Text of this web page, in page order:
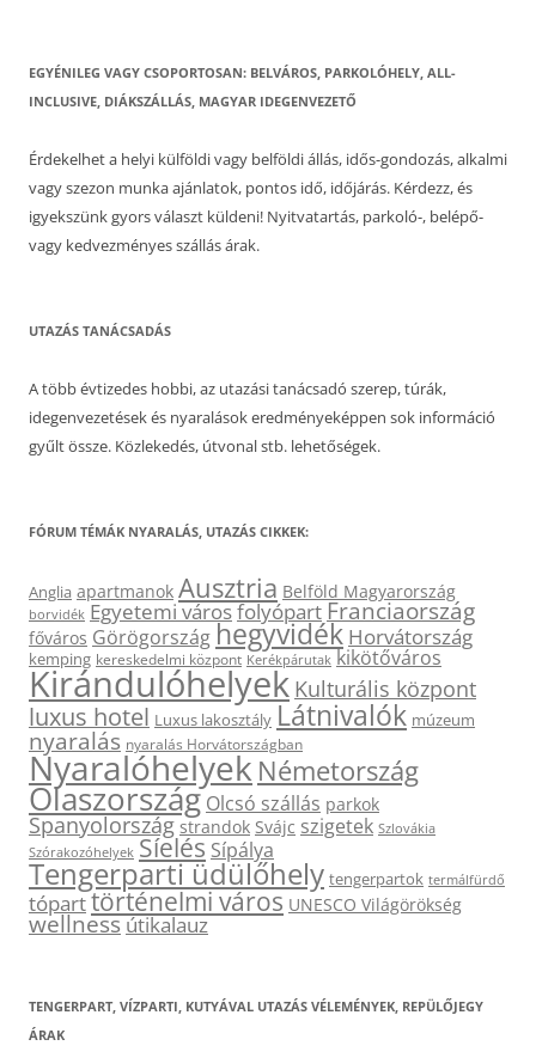
EGYÉNILEG VAGY CSOPORTOSAN: BELVÁROS, PARKOLÓHELY, ALL-
INCLUSIVE, DIÁKSZÁLLÁS, MAGYAR IDEGENVEZETŐ
Érdekelhet a helyi külföldi vagy belföldi állás, idős-gondozás, alkalmi
vagy szezon munka ajánlatok, pontos idő, időjárás. Kérdezz, és
igyekszünk gyors választ küldeni! Nyitvatartás, parkoló-, belépő-
vagy kedvezményes szállás árak.
UTAZÁS TANÁCSADÁS
A több évtizedes hobbi, az utazási tanácsadó szerep, túrák,
idegenvezetések és nyaralások eredményeképpen sok információ
gyűlt össze. Közlekedés, útvonal stb. lehetőségek.
FÓRUM TÉMÁK NYARALÁS, UTAZÁS CIKKEK:
Anglia apartmanok Ausztria Belföld Magyarország
borvidék Egyetemi városfolyópartFranciaország
főváros Görögországhegyvidék Horvátország
kemping kereskedelmi központ Kerékpárutak kikötőváros
Kirándulóhelyek Kulturális központ
luxus hotel Luxus lakosztály Látnivalók múzeum
nyaralás nyaralás Horvátországban
Nyaralóhelyek Németország
Olaszország Olcsó szállás parkok
Spanyolország strandok Svájc szigetek Szlovákia
Szórakozóhelyek Síelés Sípálya
Tengerparti üdülőhely tengerpartok termálfürdő
tóparttörténelmi város UNESCO Világörökség
wellnessútikalauz
TENGERPART, VÍZPARTI, KUTYÁVAL UTAZÁS VÉLEMÉNYEK, REPÜLŐJEGY
ÁRAK